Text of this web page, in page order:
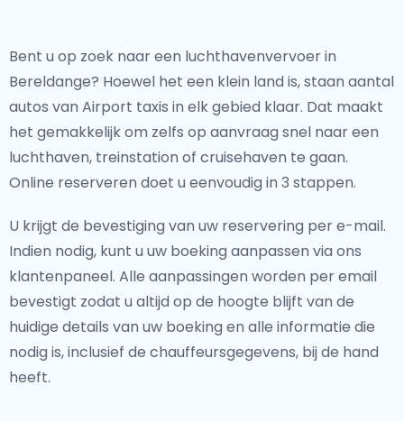
Bent u op zoek naar een luchthavenvervoer in
Bereldange? Hoewel het een klein land is, staan aantal
autos van Airport taxis in elk gebied klaar. Dat maakt
het gemakkelijk om zelfs op aanvraag snel naar een
luchthaven, treinstation of cruisehaven te gaan.
Online reserveren doet u eenvoudig in 3 stappen.
U krijgt de bevestiging van uw reservering per e-mail.
Indien nodig, kunt u uw boeking aanpassen via ons
klantenpaneel. Alle aanpassingen worden per email
bevestigt zodat u altijd op de hoogte blijft van de
huidige details van uw boeking en alle informatie die
nodig is, inclusief de chauffeursgegevens, bij de hand
heeft.